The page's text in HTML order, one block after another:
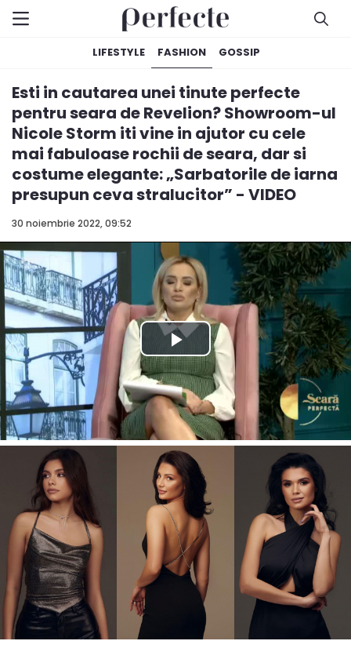
LIFESTYLE FASHION GOSSIP
30 noiembrie 2022, 09:52
Esti in cautarea unei tinute perfecte
pentru seara de Revelion? Showroom-ul
Nicole Storm iti vine in ajutor cu cele
mai fabuloase rochii de seara, dar si
costume elegante: „Sarbatorile de iarna
presupun ceva stralucitor” - VIDEO